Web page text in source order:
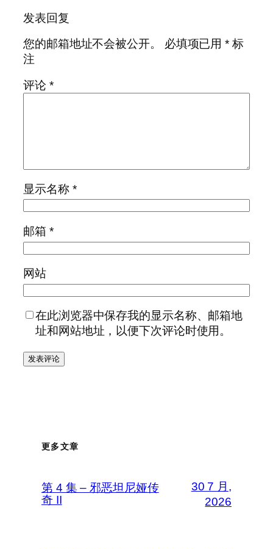
发表回复
您的邮箱地址不会被公开。
必填项已用* 标
注
评论 *
显示名称 *
邮箱 *
网站
在此浏览器中保存我的显示名称、邮箱地
址和网站地址，以便下次评论时使用。
更多文章
第 4 集 – 邪恶坦尼娅传
奇 II
30 7 月,
2026